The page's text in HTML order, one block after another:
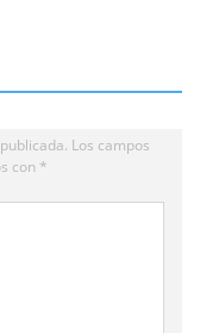
Los campos
con *